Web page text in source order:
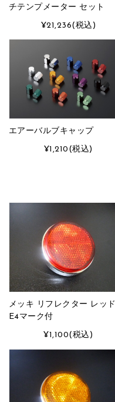
チテンプメーター セット
¥21,236(税込)
エアーバルブキャップ
¥1,210 (税込)
メッキ リフレクター レッド
E4マーク付
¥1,100(税込)